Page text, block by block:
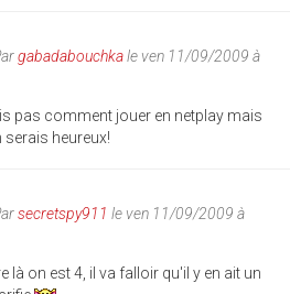
gabadabouchkale ven 11/09/2009 à
pas comment jouer en netplay mais
serais heureux!
secretspy911 le ven 11/09/2009 à
là on est 4, il va falloir qu'il y en ait un